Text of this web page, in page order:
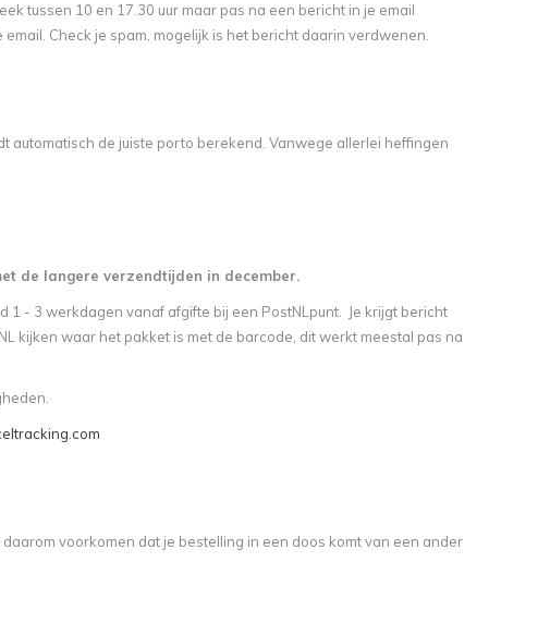
tussen 10 en 17.30 uur maar pas na een bericht in je email
Check je spam, mogelijk is het bericht daarin verdwenen.
automatisch de juiste porto berekend. Vanwege allerlei heffingen
de langere verzendtijden in december.
1 - 3 werkdagen vanaf afgifte bij een PostNLpunt. Je krijgt bericht
kijken waar het pakket is met de barcode, dit werkt meestal pas na
voorkomen dat je bestelling in een doos komt van een ander